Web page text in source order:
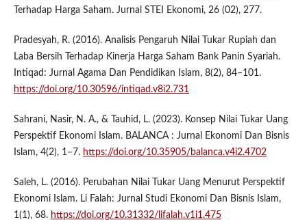
Terhadap Harga Saham. Jurnal STEI Ekonomi, 26 (02), 277.
Pradesyah, R. (2016). Analisis Pengaruh Nilai Tukar Rupiah dan
Laba Bersih Terhadap Kinerja Harga Saham Bank Panin Syariah.
Intiqad: Jurnal Agama Dan Pendidikan Islam, 8(2), 84–101.
https://doi.org/10.30596/intiqad.v8i2.731
Sahrani, Nasir, N. A., & Tauhid, L. (2023). Konsep Nilai Tukar Uang
Perspektif Ekonomi Islam. BALANCA : Jurnal Ekonomi Dan Bisnis
Islam, 4(2), 1–7. https://doi.org/10.35905/balanca.v4i2.4702
Saleh, L. (2016). Perubahan Nilai Tukar Uang Menurut Perspektif
Ekonomi Islam. Li Falah: Jurnal Studi Ekonomi Dan Bisnis Islam,
1(1), 68. https://doi.org/10.31332/lifalah.v1i1.475